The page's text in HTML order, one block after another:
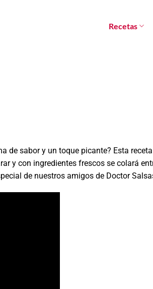
Recetas
de sabor y un toque picante? Esta
y con ingredientes frescos se colará
de nuestros amigos de Doctor